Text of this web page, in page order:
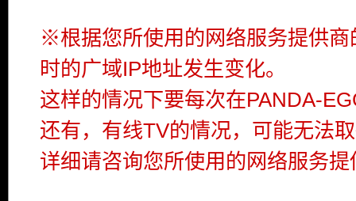
※根据您所使用的网络服务提供
时的广域IP地址发生变化。
这样的情况下要每次在PANDA-
还有，有线TV的情况，可能无法
详细请咨询您所使用的网络服务